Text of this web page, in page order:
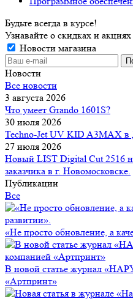
Будьте всегда в курсе!
Узнавайте о скидках и
Новости магазина
Новости
Все новости
3 августа 2026
Что умеет Grando 1601S?
30 июля 2026
Techno-Jet UV KID A3MAX в
27 июля 2026
Новый LIST Digital Cut 2516
заказчика в г. Новомосковске.
Публикации
Все
«Не просто обновление, а
В новой статье журнал
«Артпринт»